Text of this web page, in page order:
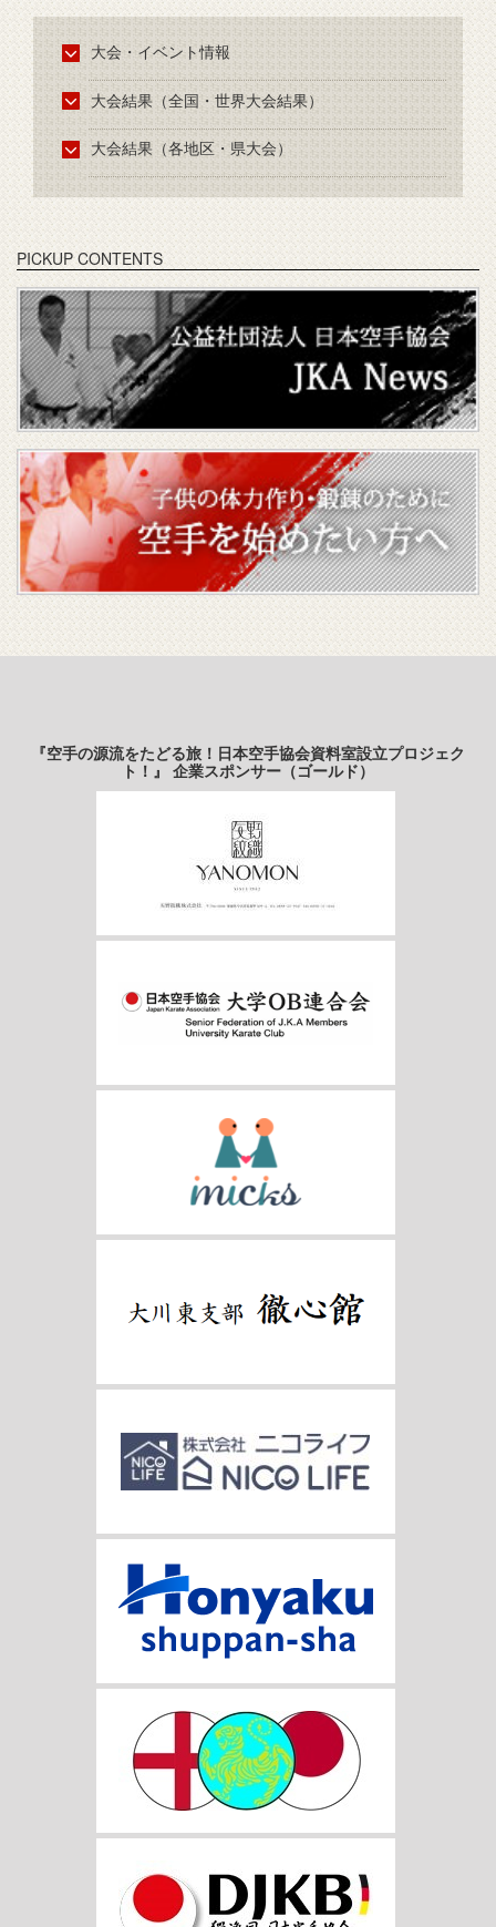
大会・イベント情報
大会結果（全国・世界大会結果）
大会結果（各地区・県大会）
PICKUP CONTENTS
『空手の源流をたどる旅！日本空手協会資料室設立プロジェク
ト！』 企業スポンサー（ゴールド）